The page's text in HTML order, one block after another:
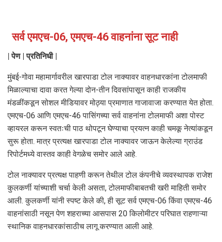
सर्व एमएच-06, एमएच-46 वाहनांना सूट नाही
| पेण | प्रतिनिधी |
मुंबई-गोवा महामार्गावरील खारपाडा टोल नाक्यावर वाहनधारकांना टोलमाफी
मिळाल्याचा दावा करत गेल्या दोन-तीन दिवसांपासून काही राजकीय
मंडळींकडून सोशल मीडियावर मोठ्या प्रमाणात गाजावाजा करण्यात येत होता.
एमएच-06 आणि एमएच-46 पासिंगच्या सर्व वाहनांना टोलमाफी अशा पोस्ट
व्हायरल करून स्वतःची पाठ थोपटून घेण्याचा प्रयत्न काही चमकू नेत्यांकडून
सुरू होता. मात्र प्रत्यक्ष खारपाडा टोल नाक्यावर जाऊन केलेल्या ग्राउंड
रिपोर्टमध्ये वास्तव काही वेगळेच समोर आले आहे.
टोल नाक्यावर प्रत्यक्ष पाहणी करून तेथील टोल कंपनीचे व्यवस्थापक राजेश
कुलकर्णी यांच्याशी चर्चा केली असता, टोलमाफीबाबतची खरी माहिती समोर
आली. कुलकर्णी यांनी स्पष्ट केले की, ही सूट सर्व एमएच-06 किंवा एमएच-46
वाहनांसाठी नसून पेण शहराच्या आसपास 20 किलोमीटर परिघात राहणाऱ्या
स्थानिक वाहनधारकांसाठीच लागू करण्यात आली आहे.